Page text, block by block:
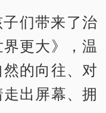
们带来了治
更大》，温
的向往、对
出屏幕、拥